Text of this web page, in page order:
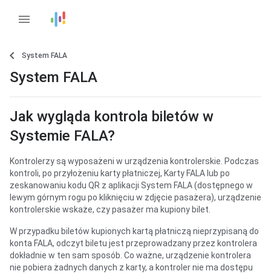
menu
System FALA
System FALA
Jak wygląda kontrola biletów w
Systemie FALA?
Kontrolerzy są wyposażeni w urządzenia kontrolerskie. Podczas
kontroli, po przyłożeniu karty płatniczej, Karty FALA lub po
zeskanowaniu kodu QR z aplikacji System FALA (dostępnego w
lewym górnym rogu po kliknięciu w zdjęcie pasażera), urządzenie
kontrolerskie wskaże, czy pasażer ma kupiony bilet.
W przypadku biletów kupionych kartą płatniczą nieprzypisaną do
konta FALA, odczyt biletu jest przeprowadzany przez kontrolera
dokładnie w ten sam sposób. Co ważne, urządzenie kontrolera
nie pobiera żadnych danych z karty, a kontroler nie ma dostępu